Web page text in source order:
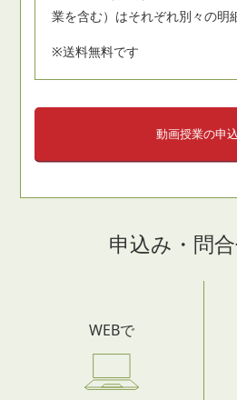
業を含む）はそれぞれ別々の明
※送料無料です
動画授業の申
申込み・ 問
WEBで